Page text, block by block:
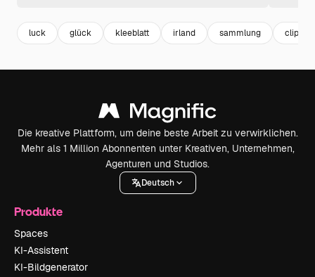
luck glück kleeblatt irland sammlung clipart
Die kreative Plattform, um deine beste Arbeit zu verwirklichen.
Mehr als 1 Million Abonnenten unter Kreativen, Unternehmen,
Agenturen und Studios.
Deutsch
Produkte
Spaces
KI-Assistent
KI-Bildgenerator